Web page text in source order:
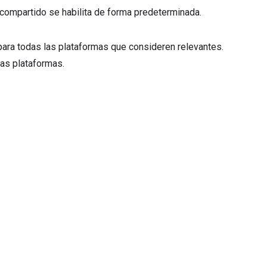
se habilita de forma predeterminada.
todas las plataformas que consideren relevantes.
plataformas.